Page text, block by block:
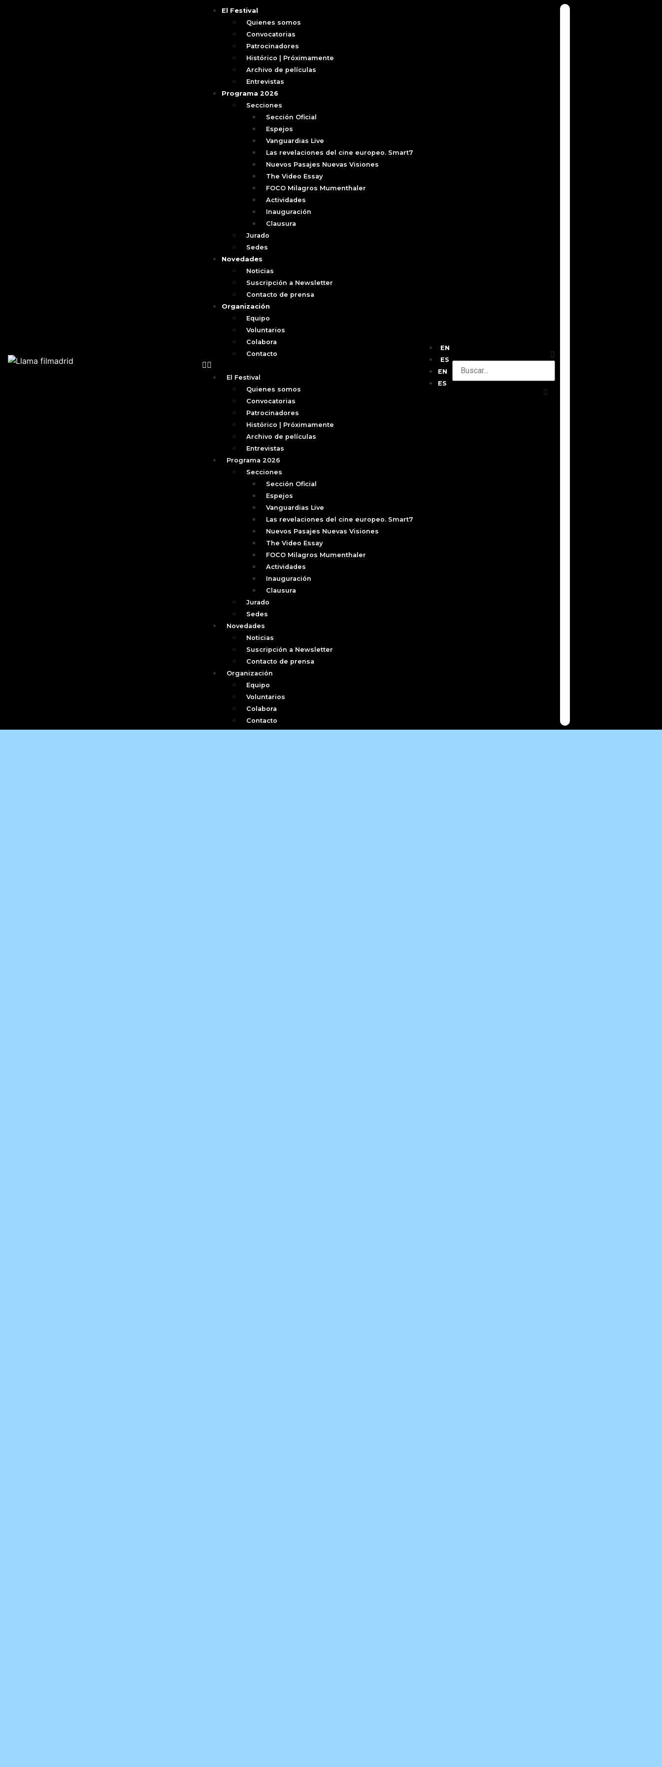
El Festival
Quienes somos
Convocatorias
Patrocinadores
Histórico | Próximamente
Archivo de películas
Entrevistas
Programa 2026
Secciones
Sección Oficial
Espejos
Vanguardias Live
Las revelaciones del cine europeo. Smart7
Nuevos Pasajes Nuevas Visiones
The Video Essay
FOCO Milagros Mumenthaler
Actividades
Inauguración
Clausura
Jurado
Sedes
Novedades
Noticias
Suscripción a Newsletter
Contacto de prensa
Organización
Equipo
Voluntarios
Colabora
Contacto
El Festival
Quienes somos
Convocatorias
Patrocinadores
Histórico | Próximamente
Archivo de películas
Entrevistas
Programa 2026
Secciones
Sección Oficial
Espejos
Vanguardias Live
Las revelaciones del cine europeo. Smart7
Nuevos Pasajes Nuevas Visiones
The Video Essay
FOCO Milagros Mumenthaler
Actividades
Inauguración
Clausura
Jurado
Sedes
Novedades
Noticias
Suscripción a Newsletter
Contacto de prensa
Organización
Equipo
Voluntarios
Colabora
Contacto
EN
ES
EN
ES